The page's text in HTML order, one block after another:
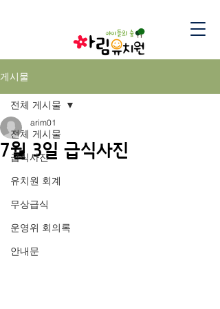
게시물
전체 게시물
급식사진
유치원 회계
무상급식
운영위 회의록
안내문
전체 게시물
7월 3일 급식사진
arim01